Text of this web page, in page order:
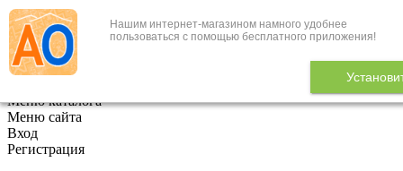
Нашим интернет-магазином намного удобнее
пользоваться с помощью бесплатного приложения!
+7 (495) 646-888-1
В корзине 0
Меню каталога
Меню сайта
Вход
Регистрация